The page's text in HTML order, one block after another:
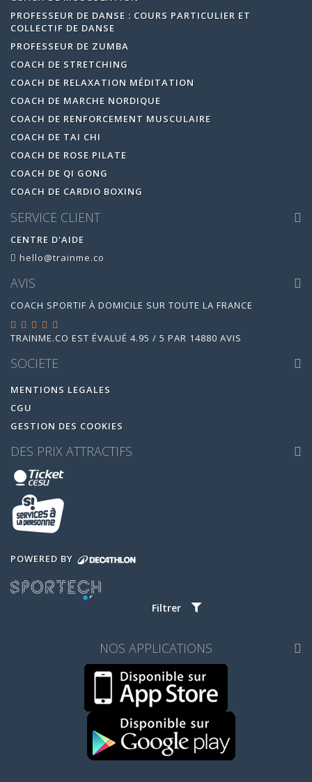
Filtrer
PROFESSEUR DE DANSE : COURS PARTICULIER ET
COLLECTIF DE DANSE
PROFESSEUR DE ZUMBA
COACH DE STRETCHING
COACH DE RELAXATION MÉDITATION
COACH DE MARCHE NORDIQUE
COACH DE RENFORCEMENT MUSCULAIRE
COACH DE TAI CHI
COACH DE ROSE PILATE
COACH DE QI GONG
COACH DE CARDIO BOXING
SERVICE CLIENT
CENTRE D'AIDE
hello@trainme.co
AVIS
COACH SPORTIF À DOMICILE SUR TOUTE LA FRANCE
TRAINME.CO EST ÉVALUÉ 4.95 / 5 PAR 14880 AVIS
SOCIETE
MENTIONS LEGALES
CGU
GESTION DES COOKIES
DES PRIX ATTRACTIFS
POWERED BY
NOS APPLICATIONS